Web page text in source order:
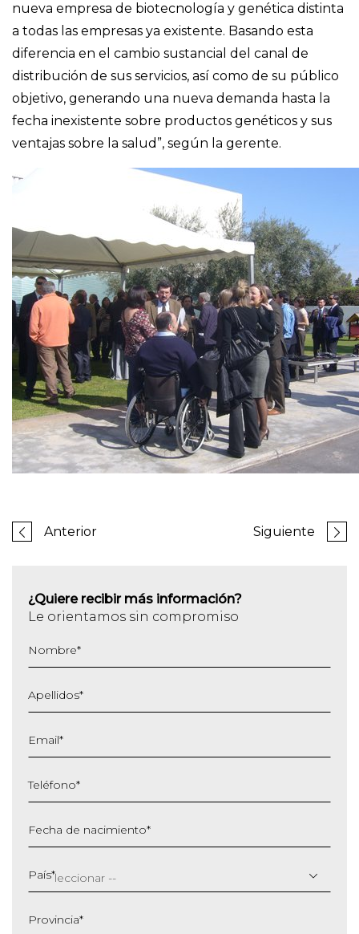
nueva empresa de biotecnología y genética distinta
a todas las empresas ya existente. Basando esta
diferencia en el cambio sustancial del canal de
distribución de sus servicios, así como de su público
objetivo, generando una nueva demanda hasta la
fecha inexistente sobre productos genéticos y sus
ventajas sobre la salud”, según la gerente.
Anterior Siguiente
¿Quiere recibir más información?
Le orientamos sin compromiso
Nombre*
Apellidos*
Email*
Teléfono*
Fecha de nacimiento*
barra
MM
AAAA
País*
Provincia*